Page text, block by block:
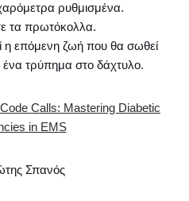
ρυθμισμένα.
τα πρωτόκολλα.
η επόμενη ζωή που θα σωθεί
ένα τρύπημα στο δάχτυλο.
Calls: Mastering Diabetic
in EMS
Σπανός